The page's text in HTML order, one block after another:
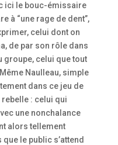
ici le bouc-émissaire
à “une rage de dent”,
celui dont on
de par son rôle dans
groupe, celui que tout
Naulleau, simple
dans ce jeu de
rebelle : celui qui
une nonchalance
alors tellement
le public s’attend